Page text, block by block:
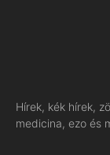
Hírek, kék hírek,
medicina, ezo és